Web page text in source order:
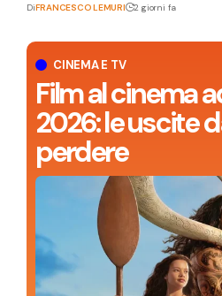
CINEMA E TV
Film al cinema
2026: le uscite
perdere
DiFRANCESCO LEMURI 2 giorni fa